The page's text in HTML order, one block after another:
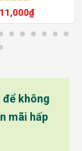
5sao ₫
để không
mãi hấp